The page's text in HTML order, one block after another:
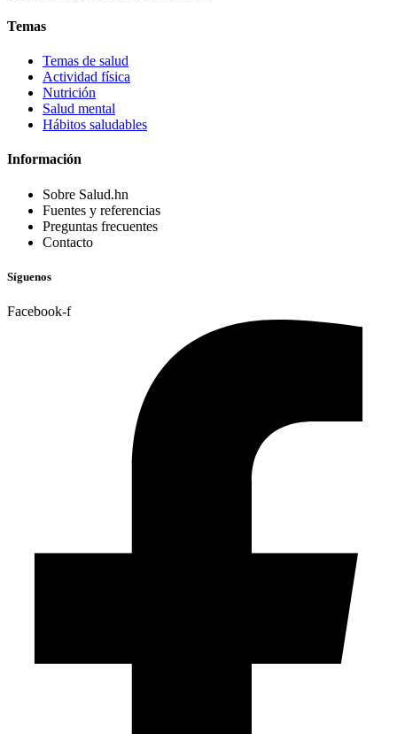
Temas
Temas de salud
Actividad física
Nutrición
Salud mental
Hábitos saludables
Información
Sobre Salud.hn
Fuentes y referencias
Preguntas frecuentes
Contacto
Síguenos
Facebook-f